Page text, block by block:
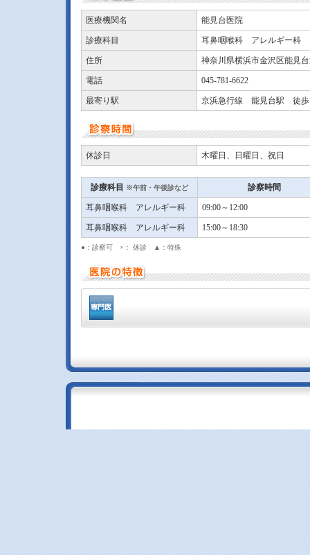
医療機関名 能見台医院
診療科目 耳鼻咽喉科 アレルギー科
住所 神奈川県横浜市金沢区能見
電話 045-781-6622
最寄り駅 京浜急行線 能見台駅 徒歩
休診日 木曜日、日曜日、祝日
診療科目 ※午前・午後診など 診察時間
耳鼻咽喉科 アレルギー科 09:00～12:00
耳鼻咽喉科 アレルギー科 15:00～18:30
●：診察可 ×： 休診 ▲：特殊